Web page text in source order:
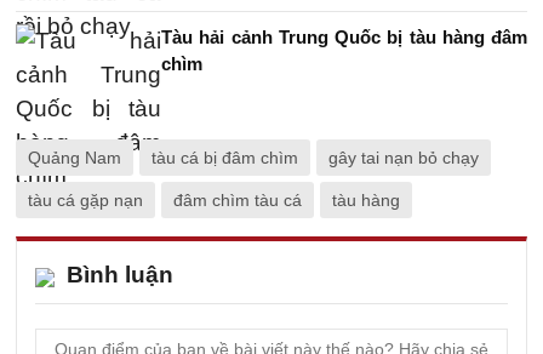
Tàu hải cảnh Trung Quốc bị tàu hàng đâm
chìm
Quảng Nam tàu cá bị đâm chìm gây tai nạn bỏ chạy
tàu cá gặp nạn đâm chìm tàu cá tàu hàng
Bình luận